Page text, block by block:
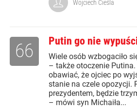
Wojciech Cieśla
Putin go nie
Wiele osób wzbogaciło
– także otoczenie
obawiać, że ojciec po
stanie na czele opozycji.
prezydentem, będzie
– mówi syn Michaiła...
66